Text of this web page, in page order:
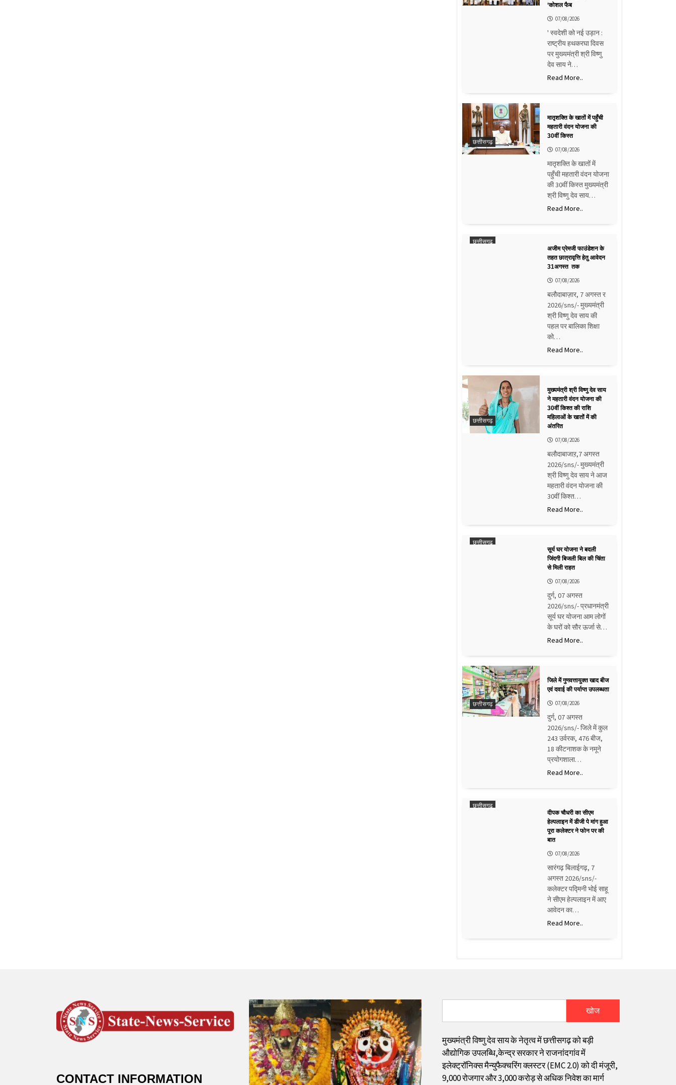
‘कोशल फैब
07/08/2026
' स्वदेशी को नई उड़ान :
राष्ट्रीय हथकरघा दिवस
पर मुख्यमंत्री श्री विष्णु
देव साय ने…
Read More..
छत्तीसगढ़
मातृशक्ति के खातों में पहुँची
महतारी वंदन योजना की
30वीं किस्त
07/08/2026
मातृशक्ति के खातों में
पहुँची महतारी वंदन योजना
की 30वीं किस्त मुख्यमंत्री
श्री विष्णु देव साय…
Read More..
छत्तीसगढ़
अजीम प्रेमजी फाउंडेशन के
तहत छात्रावृत्ति हेतु आवेदन
31अगस्त तक
07/08/2026
बलौदाबाज़ार, 7 अगस्त र
2026/sns/- मुख्यमंत्री
श्री विष्णु देव साय की
पहल पर बालिका शिक्षा
को…
Read More..
छत्तीसगढ़
मुख्यमंत्री श्री विष्णु देव साय
ने महतारी वंदन योजना की
30वीं किश्त की राशि
महिलाओं के खातों में की
अंतरित
07/08/2026
बलौदाबाजाऱ,7 अगस्त
2026/sns/- मुख्यमंत्री
श्री विष्णु देव साय ने आज
महतारी वंदन योजना की
30वीं किश्त…
Read More..
छत्तीसगढ़
सूर्य घर योजना ने बदली
जिंदगी बिजली बिल की चिंता
से मिली राहत
07/08/2026
दुर्ग, 07 अगस्त
2026/sns/- प्रधानमंत्री
सूर्य घर योजना आम लोगों
के घरों को सौर ऊर्जा से…
Read More..
छत्तीसगढ़
जिले में गुणवत्तायुक्त खाद बीज
एवं दवाई की पर्याप्त उपलब्धता
07/08/2026
दुर्ग, 07 अगस्त
2026/sns/- जिले में कुल
243 उर्वरक, 476 बीज,
18 कीटनाशक के नमूने
प्रयोगशाला…
Read More..
छत्तीसगढ़
दीपक चौधरी का सीएम
हेल्पलाइन में डीजी पे मांग हुआ
पूरा कलेक्टर ने फोन पर की
बात
07/08/2026
सारंगढ़ बिलाईगढ़, 7
अगस्त 2026/sns/-
कलेक्टर पद्मिनी भोई साहू
ने सीएम हेल्पलाइन में आए
आवेदन का…
Read More..
CONTACT INFORMATION
खोज
मुख्यमंत्री विष्णु देव साय के नेतृत्व में छत्तीसगढ़ को बड़ी
औद्योगिक उपलब्धि,केन्द्र सरकार ने राजनांदगांव में
इलेक्ट्रॉनिक्स मैन्युफैक्चरिंग क्लस्टर (EMC 2.0) को दी मंजूरी,
9,000 रोजगार और ₹3,000 करोड़ से अधिक निवेश का मार्ग